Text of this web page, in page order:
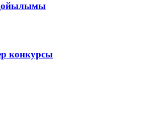
қойылымы
конкурсы